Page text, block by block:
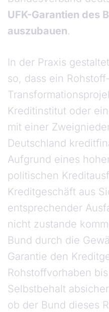
UFK-Garantien des
auszubauen.
In der Praxis
so, dass ein
Kreditinstitut oder
mit einer
Deutschland
Aufgrund eines
politischen
Kreditgeschäft aus
entsprechender
nicht zustande
Bund durch die
Garantie den
Rohstoffvorhaben
Selbstbehalt
ob der Bund dieses